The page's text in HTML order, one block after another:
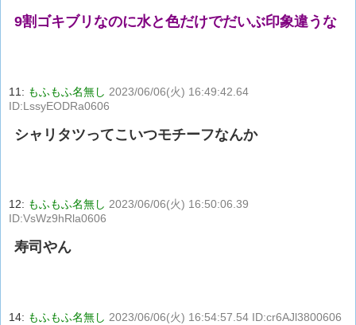
9割ゴキブリなのに水と色だけでだいぶ印象違うな
11: もふもふ名無し 2023/06/06(火) 16:49:42.64
ID:LssyEODRa0606
シャリタツってこいつモチーフなんか
12: もふもふ名無し 2023/06/06(火) 16:50:06.39
ID:VsWz9hRla0606
寿司やん
14: もふもふ名無し 2023/06/06(火) 16:54:57.54 ID:cr6AJl3800606